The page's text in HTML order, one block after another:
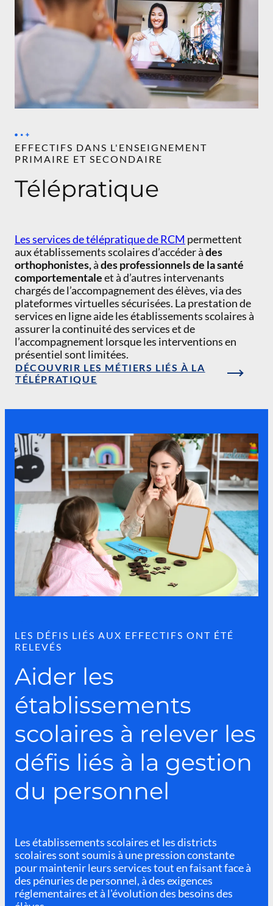
EFFECTIFS DANS L'ENSEIGNEMENT
PRIMAIRE ET SECONDAIRE
Télépratique
Les services de télépratique de RCM permettent
aux établissements scolaires d’accéder àdes
orthophonistes,àdes professionnels de la santé
comportementaleet à d’autres intervenants
chargés de l’accompagnement des élèves, via des
plateformes virtuelles sécurisées. La prestation de
services en ligne aide les établissements scolaires à
assurer la continuité des services et de
l’accompagnement lorsque les interventions en
présentiel sont limitées.
DÉCOUVRIR LES MÉTIERS LIÉS À LA
TÉLÉPRATIQUE
LES DÉFIS LIÉS AUX EFFECTIFS ONT ÉTÉ
RELEVÉS
Aider les
établissements
scolaires à relever les
défis liés à la gestion
du personnel
Les établissements scolaires et les districts
scolaires sont soumis à une pression constante
pour maintenir leurs services tout en faisant face à
des pénuries de personnel, à des exigences
réglementaires et à l'évolution des besoins des